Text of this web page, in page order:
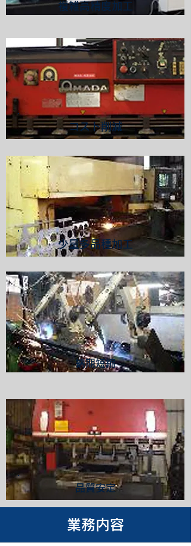
複雑高精度加工
コスト削減
少量多品種加工
納期短縮
品質安定
業務内容